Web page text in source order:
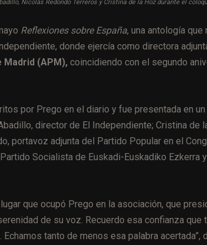
Nicolás Redondo Terreros y Cristina de la Hoz durante el
Reflexiones sobre España, una antología
donde ejercía como directora
Madrid (APM), coincidiendo con el segundo
por Prego en el diario y fue presentada en
director de El Independiente; Cristina
portavoz adjunta del Partido Popular en el
Socialista de Euskadi-Euskadiko Ezkerra
que ocupó Prego en la asociación, que
de su voz. Recuerdo esa confianza
tanto de menos esa palabra acertada”,